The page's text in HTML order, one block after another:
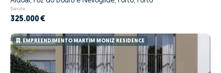
Desde
325.000 €
EMPREENDIMENTO MARTIM MONIZ RESIDENCE